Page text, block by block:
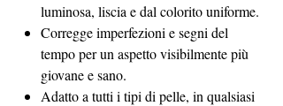
luminosa, liscia e dal colorito uniforme.
Corregge imperfezioni e segni del
tempo per un aspetto visibilmente più
giovane e sano.
Adatto a tutti i tipi di pelle, in qualsiasi